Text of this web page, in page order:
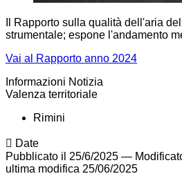
Il Rapporto sulla qualità dell'aria
strumentale; espone l'andamento
Vai al Rapporto anno 2024
Informazioni Notizia
Valenza territoriale
Rimini
Date
Pubblicato il 25/6/2025 —
ultima modifica 25/06/2025